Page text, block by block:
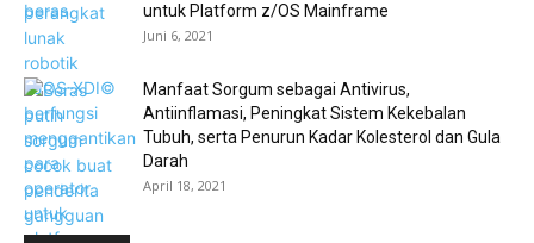
untuk Platform z/OS Mainframe
Juni 6, 2021
Manfaat Sorgum sebagai Antivirus,
Antiinflamasi, Peningkat Sistem Kekebalan
Tubuh, serta Penurun Kadar Kolesterol dan Gula
Darah
April 18, 2021